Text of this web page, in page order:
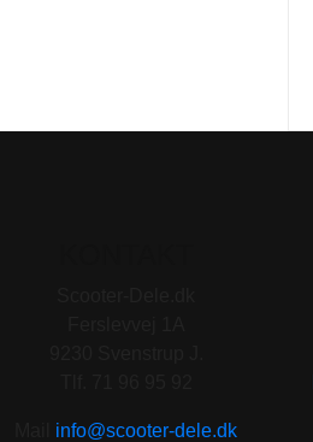
info@scooter-dele.dk